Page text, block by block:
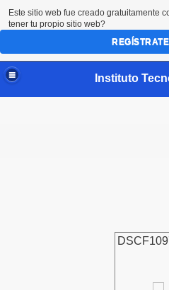
Este sitio web fue creado gratuitamente
tener tu propio sitio web?